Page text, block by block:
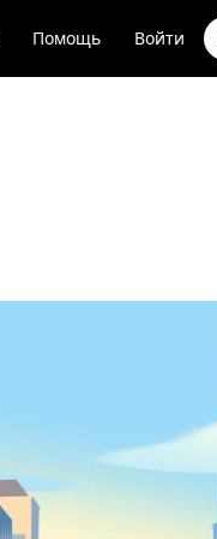
Помощь Войти